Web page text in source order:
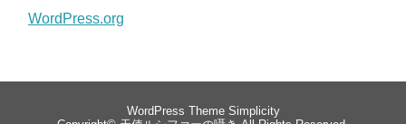
WordPress.org
WordPress Theme Simplicity